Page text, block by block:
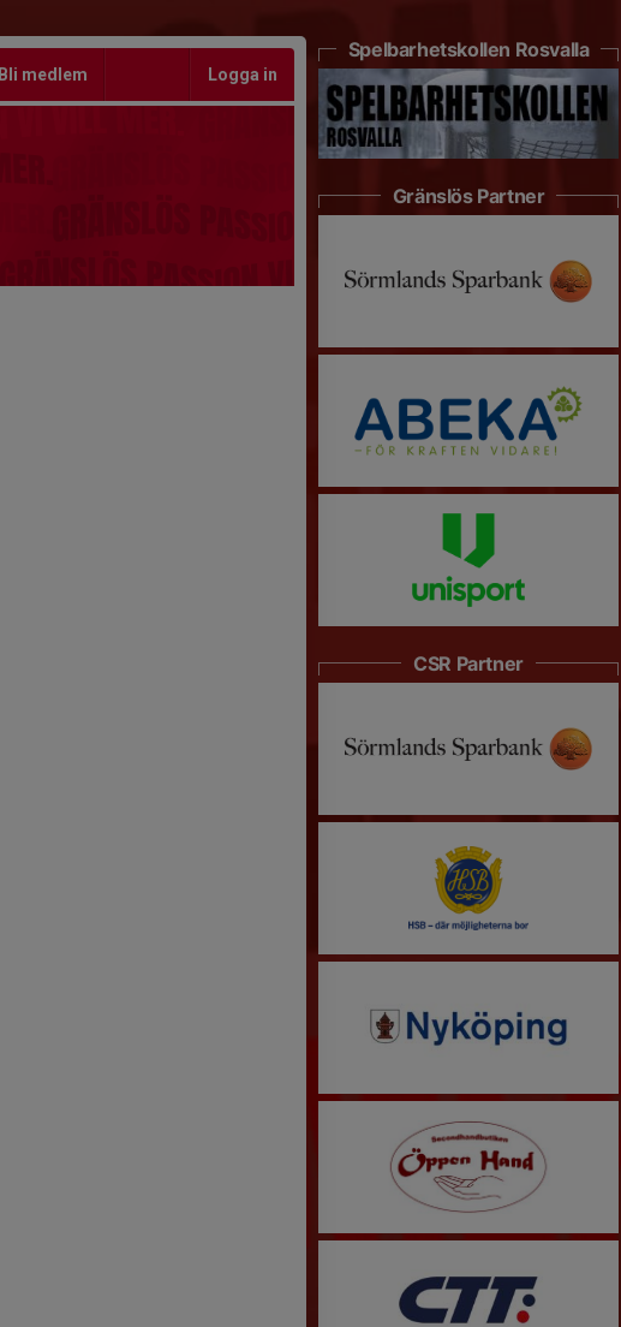
Bli medlem Logga in
Spelbarhetskollen Rosvalla
Gränslös Partner
CSR Partner